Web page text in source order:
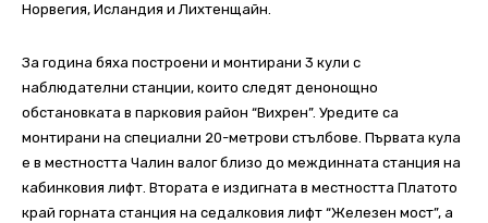
Норвегия, Исландия и Лихтенщайн.
За година бяха построени и монтирани 3 кули с
наблюдателни станции, които следят денонощно
обстановката в парковия район “Вихрен”. Уредите са
монтирани на специални 20-метрови стълбове. Първата кула
е в местността Чалин валог близо до междинната станция на
кабинковия лифт. Втората е издигната в местността Платото
край горната станция на седалковия лифт “Железен мост”, а